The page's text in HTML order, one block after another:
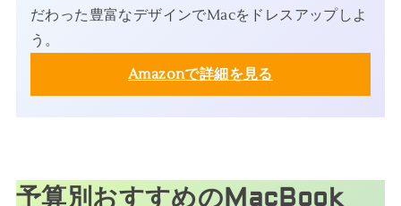
だわった豊富なデザインでMacをドレスアップしよ
う。
Amazonで詳細を見る
予算別おすすめのMacBook